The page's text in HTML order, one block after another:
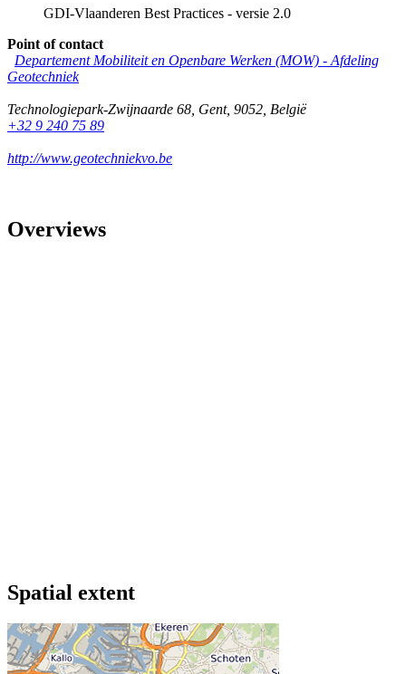
GDI-Vlaanderen Best Practices - versie 2.0
Point of contact
Departement Mobiliteit en Openbare Werken (MOW) - Afdeling
Geotechniek
Technologiepark-Zwijnaarde 68 Gent, 9052 België
+32 9 240 75 89
http://www.geotechniekvo.be
Overviews
Spatial extent